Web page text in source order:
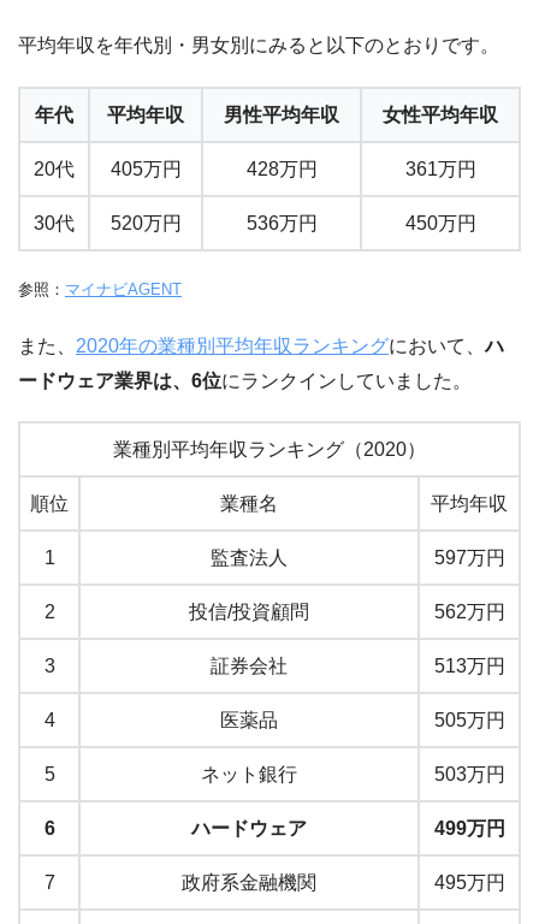
平均年収を年代別・男女別にみると以下のとおりです。
年代 平均年収 男性平均年収 女性平均年収
20代 405万円 428万円 361万円
30代 520万円 536万円 450万円
参照： マイナビAGENT
また、 2020年の業種別平均年収ランキングにおいて、ハ
ードウェア業界は、6位にランクインしていました。
業種別平均年収ランキング（2020）
順位 業種名 平均年収
1 監査法人 597万円
2 投信/投資顧問 562万円
3 証券会社 513万円
4 医薬品 505万円
5 ネット銀行 503万円
6 ハードウェア 499万円
7 政府系金融機関 495万円